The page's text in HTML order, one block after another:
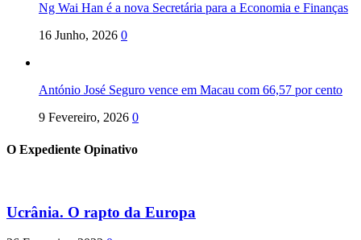
Ng Wai Han é a nova Secretária para a Economia e Finanças
16 Junho, 2026 0
António José Seguro vence em Macau com 66,57 por cento
9 Fevereiro, 2026 0
O Expediente Opinativo
Ucrânia. O rapto da Europa